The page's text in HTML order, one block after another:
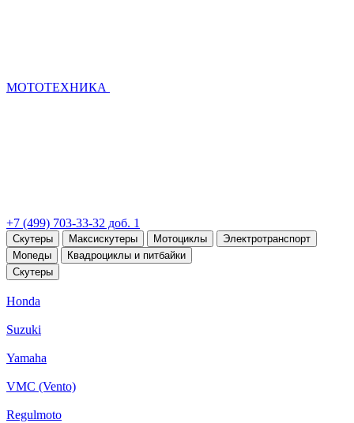
МОТОТЕХНИКА
+7 (499) 703-33-32 доб. 1
Скутеры Максискутеры Мотоциклы
Электротранспорт
Мопеды
Квадроциклы и питбайки
Скутеры
Honda
Suzuki
Yamaha
VMC (Vento)
Regulmoto